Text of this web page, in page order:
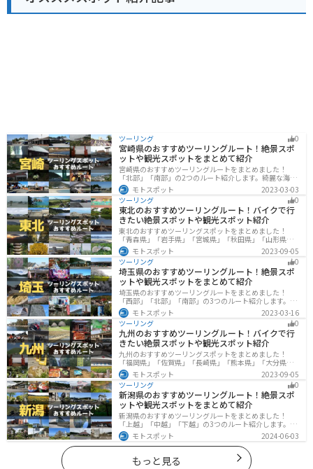
三河一色えびせんべいなど、美味しいものがたくさんあ
ります。道の駅で地元の特産品を味わってみるのもおす
ツーリング 0
宮崎県のおすすめツーリングルート！絶景スポ
ットや観光スポットをまとめて紹介
宮崎県のおすすめツーリングルートをまとめました！
「北部」「南部」の2つのルート紹介します。綺麗な海岸
線が特徴的な海・自然豊かな山・趣のある神社を満喫す
るツーリングができます。バイクで宮崎県にツーリング
に行く際は参考にしてください。
モトスポット
2023-03-03
ツーリング
0
東北のおすすめツーリングルート！バイクで行
きたい絶景スポットや観光スポット紹介
東北のおすすめツーリングスポットをまとめました！
「青森県」「岩手県」「宮城県」「秋田県」「山形県」
「福島県」の各県の観光地紹介します。自然豊かな山々
や湖、温泉地が点在し、四季折々の景色を楽しめるスポ
ットが多数あります。バイクで東北にツーリングに行く
際は参考にしてください。
モトスポット
2023-09-05
ツーリング
0
埼玉県のおすすめツーリングルート！絶景スポ
ットや観光スポットをまとめて紹介
埼玉県のおすすめツーリングルートをまとめました！
「西部」「北部」「南部」の3つのルート紹介します。自
然豊かな西側と街中の東側で違った楽しみ方ができま
す。バイクで埼玉県にツーリングに行く際は参考にして
ください。
モトスポット
2023-03-16
ツーリング
0
九州のおすすめツーリングルート！バイクで行
きたい絶景スポットや観光スポット紹介
九州のおすすめツーリングスポットをまとめました！
「福岡県」「佐賀県」「長崎県」「熊本県」「大分県」
「宮崎都」「鹿児島県」の各県の観光地紹介します。自
然豊かな山々や湖、温泉地が点在し、四季折々の景色を
楽しめるスポットが多数あります。バイクで九州にツー
リングに行く際は参考にしてください。
モトスポット
2023-09-05
ツーリング
0
新潟県のおすすめツーリングルート！絶景スポ
ットや観光スポットをまとめて紹介
新潟県のおすすめツーリングルートをまとめました！
「上越」「中越」「下越」の3つのルート紹介します。自
然豊かな山と海、グルメも充実しており、自然を満喫す
るツーリングができます。バイクで新潟県にツーリング
に行く際は参考にしてください。
モトスポット 2024-06-03
もっと見る